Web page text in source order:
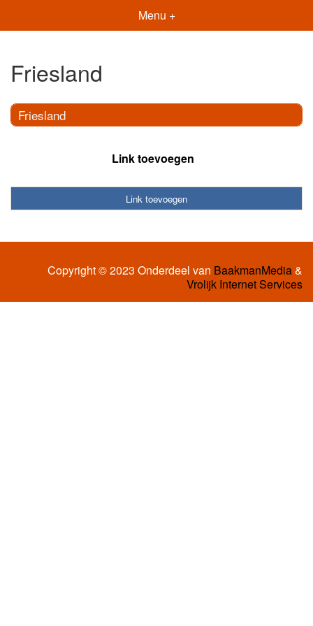
Menu +
Friesland
Friesland
Link toevoegen
Link toevoegen
Copyright © 2023 Onderdeel van BaakmanMedia&
Vrolijk Internet Services